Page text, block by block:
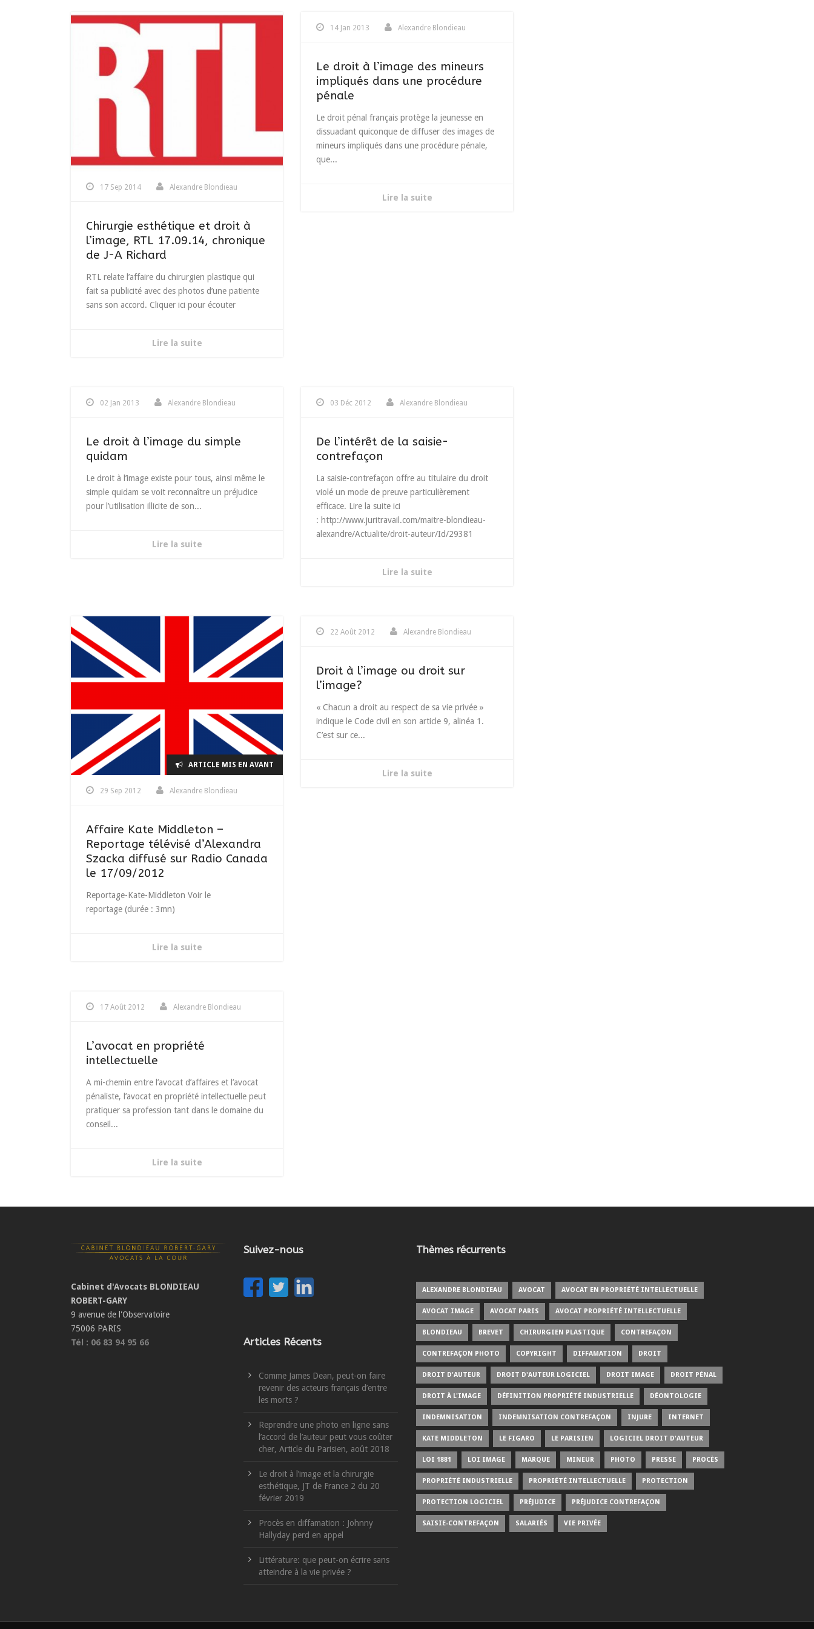
17 Sep 2014 Alexandre Blondieau
Chirurgie esthétique et droit à
l’image, RTL 17.09.14, chronique
de J-A Richard
RTL relate l’affaire du chirurgien plastique qui
fait sa publicité avec des photos d’une patiente
sans son accord. Cliquer ici pour écouter
Lire la suite
14 Jan 2013 Alexandre Blondieau
Le droit à l’image des mineurs
impliqués dans une procédure
pénale
Le droit pénal français protège la jeunesse en
dissuadant quiconque de diffuser des images de
mineurs impliqués dans une procédure pénale,
que...
Lire la suite
02 Jan 2013 Alexandre Blondieau
Le droit à l’image du simple
quidam
Le droit à l’image existe pour tous, ainsi même le
simple quidam se voit reconnaître un préjudice
pour l’utilisation illicite de son...
Lire la suite
03 Déc 2012 Alexandre Blondieau
De l’intérêt de la saisie-
contrefaçon
La saisie-contrefaçon offre au titulaire du droit
violé un mode de preuve particulièrement
efficace. Lire la suite ici
: http://www.juritravail.com/maitre-blondieau-
alexandre/Actualite/droit-auteur/Id/29381
Lire la suite
ARTICLE MIS EN AVANT
29 Sep 2012 Alexandre Blondieau
Affaire Kate Middleton –
Reportage télévisé d’Alexandra
Szacka diffusé sur Radio Canada
le 17/09/2012
Reportage-Kate-Middleton Voir le
reportage (durée : 3mn)
Lire la suite
22 Août 2012 Alexandre Blondieau
Droit à l’image ou droit sur
l’image?
« Chacun a droit au respect de sa vie privée »
indique le Code civil en son article 9, alinéa 1.
C’est sur ce...
Lire la suite
17 Août 2012 Alexandre Blondieau
L’avocat en propriété
intellectuelle
A mi-chemin entre l’avocat d’affaires et l’avocat
pénaliste, l’avocat en propriété intellectuelle peut
pratiquer sa profession tant dans le domaine du
conseil...
Lire la suite
Cabinet d'Avocats BLONDIEAU
ROBERT-GARY
9 avenue de l'Observatoire
75006 PARIS
Tél : 06 83 94 95 66
Suivez-nous
Articles Récents
Comme James Dean, peut-on faire
revenir des acteurs français d’entre
les morts ?
Reprendre une photo en ligne sans
l’accord de l’auteur peut vous coûter
cher, Article du Parisien, août 2018
Le droit à l’image et la chirurgie
esthétique, JT de France 2 du 20
février 2019
Procès en diffamation : Johnny
Hallyday perd en appel
Littérature: que peut-on écrire sans
atteindre à la vie privée ?
Thèmes récurrents
ALEXANDRE BLONDIEAU AVOCAT AVOCAT EN PROPRIÉTÉ INTELLECTUELLE
AVOCAT IMAGE AVOCAT PARIS AVOCAT PROPRIÉTÉ INTELLECTUELLE
BLONDIEAU BREVET CHIRURGIEN PLASTIQUE CONTREFAÇON
CONTREFAÇON PHOTO COPYRIGHT DIFFAMATION DROIT
DROIT D'AUTEUR DROIT D'AUTEUR LOGICIEL DROIT IMAGE DROIT PÉNAL
DROIT À L'IMAGE DÉFINITION PROPRIÉTÉ INDUSTRIELLE DÉONTOLOGIE
INDEMNISATION INDEMNISATION CONTREFAÇON INJURE INTERNET
KATE MIDDLETON LE FIGARO LE PARISIEN LOGICIEL DROIT D'AUTEUR
LOI 1881 LOI IMAGE MARQUE MINEUR PHOTO PRESSE PROCÈS
PROPRIÉTÉ INDUSTRIELLE PROPRIÉTÉ INTELLECTUELLE PROTECTION
PROTECTION LOGICIEL PRÉJUDICE PRÉJUDICE CONTREFAÇON
SAISIE-CONTREFAÇON SALARIÉS VIE PRIVÉE